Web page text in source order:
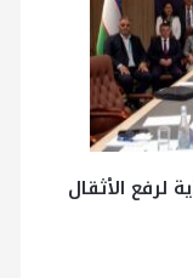
لرفع الأثقال